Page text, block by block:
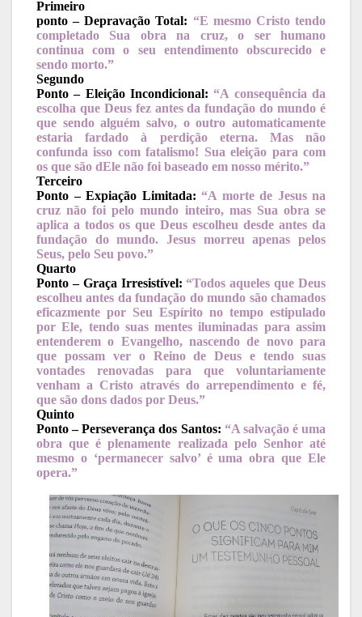
Primeiro
ponto – Depravação Total: “E mesmo Cristo tendo
completado Sua obra na cruz, o ser humano
continua com o seu entendimento obscurecido e
sendo morto.”
Segundo
Ponto – Eleição Incondicional: “A consequência da
escolha que Deus fez antes da fundação do mundo é
que sendo alguém salvo, o outro automaticamente
estaria fardado à perdição eterna. Mas não
confunda isso com fatalismo! Sua eleição para com
os que são dEle não foi baseado em nosso mérito.”
Terceiro
Ponto – Expiação Limitada: “A morte de Jesus na
cruz não foi pelo mundo inteiro, mas Sua obra se
aplica a todos os que Deus escolheu desde antes da
fundação do mundo. Jesus morreu apenas pelos
Seus, pelo Seu povo.”
Quarto
Ponto – Graça Irresistível: “Todos aqueles que Deus
escolheu antes da fundação do mundo são chamados
eficazmente por Seu Espírito no tempo estipulado
por Ele, tendo suas mentes iluminadas para assim
entenderem o Evangelho, nascendo de novo para
que possam ver o Reino de Deus e tendo suas
vontades renovadas para que voluntariamente
venham a Cristo através do arrependimento e fé,
que são dons dados por Deus.”
Quinto
Ponto – Perseverança dos Santos: “A salvação é uma
obra que é plenamente realizada pelo Senhor até
mesmo o ‘permanecer salvo’ é uma obra que Ele
opera.”